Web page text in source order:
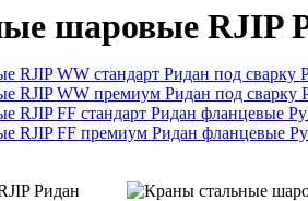
шаровые RJIP
RJIP WW стандарт Ридан под сварку
RJIP WW премиум Ридан под сварку
RJIP FF стандарт Ридан фланцевые
RJIP FF премиум Ридан фланцевые